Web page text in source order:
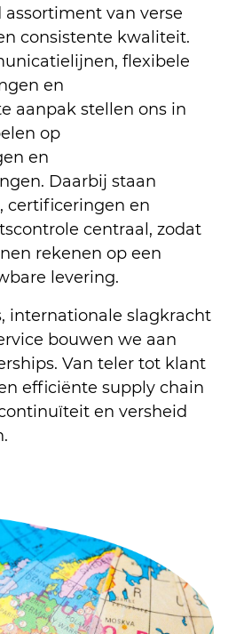
van verse
consistente kwaliteit.
flexibele
en
aanpak stellen ons in
op
en
Daarbij staan
certificeringen en
centraal, zodat
rekenen op een
levering.
internationale slagkracht
bouwen we aan
Van teler tot klant
efficiënte supply chain
en versheid